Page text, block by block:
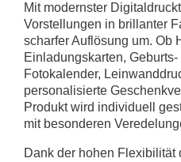
Mit modernster
Vorstellungen in brillanter
scharfer Auflösung um. Ob
Einladungskarten,
Fotokalender,
personalisierte
Produkt wird individuell
mit besonderen
Dank der hohen